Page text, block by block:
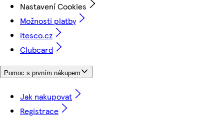
Nastavení Cookies
Možnosti platby
itesco.cz
Clubcard
Pomoc s prvním nákupem
Jak nakupovat
Registrace